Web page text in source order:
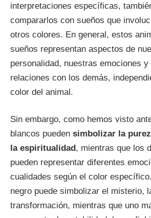
interpretaciones específicas,
compararlos con sueños que
otros colores. En general, estos
sueños representan aspectos de
personalidad, nuestras emociones y
relaciones con los demás,
color del animal.
Sin embargo, como hemos visto
blancos pueden simbolizar la
la espiritualidad , mientras que los
pueden representar diferentes
cualidades según el color
negro puede simbolizar el misterio,
transformación, mientras que uno